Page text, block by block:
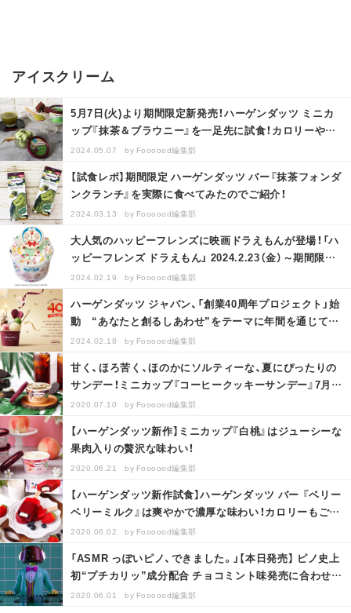
アイスクリーム
5月7日(火)より期間限定新発売！ハーゲンダッツ ミニカ
ップ『抹茶＆ブラウニー』を一足先に試食！カロリーや原
材料もご紹介！
2024.05.07 by Foooood編集部
【試食レポ】期間限定 ハーゲンダッツ バー『抹茶フォンダ
ンクランチ』を実際に食べてみたのでご紹介！
2024.03.13 by Foooood編集部
大人気のハッピーフレンズに映画ドラえもんが登場！「ハ
ッピーフレンズ ドラえもん」 2024.2.23（金）～期間限定
販売
2024.02.19 by Foooood編集部
ハーゲンダッツ ジャパン、「創業40周年プロジェクト」始
動 “あなたと創るしあわせ”をテーマに年間を通じて展
開 「40周年記念サイ…
2024.02.18 by Foooood編集部
甘く、ほろ苦く、ほのかにソルティーな、夏にぴったりの
サンデー！ミニカップ『コーヒークッキーサンデー』7月
14日(火)より期間限定新…
2020.07.10 by Foooood編集部
【ハーゲンダッツ新作】ミニカップ『白桃』はジューシーな
果肉入りの贅沢な味わい！
2020.06.21 by Foooood編集部
【ハーゲンダッツ新作試食】ハーゲンダッツ バー 『ベリー
ベリーミルク』は爽やかで濃厚な味わい！カロリーもご紹
介！
2020.06.02 by Foooood編集部
「ASMR っぽいピノ、できました。」【本日発売】 ピノ史上
初“プチカリッ”成分配合 チョコミント味発売に合わせ、
「DJ ピノ」が…
2020.06.01 by Foooood編集部